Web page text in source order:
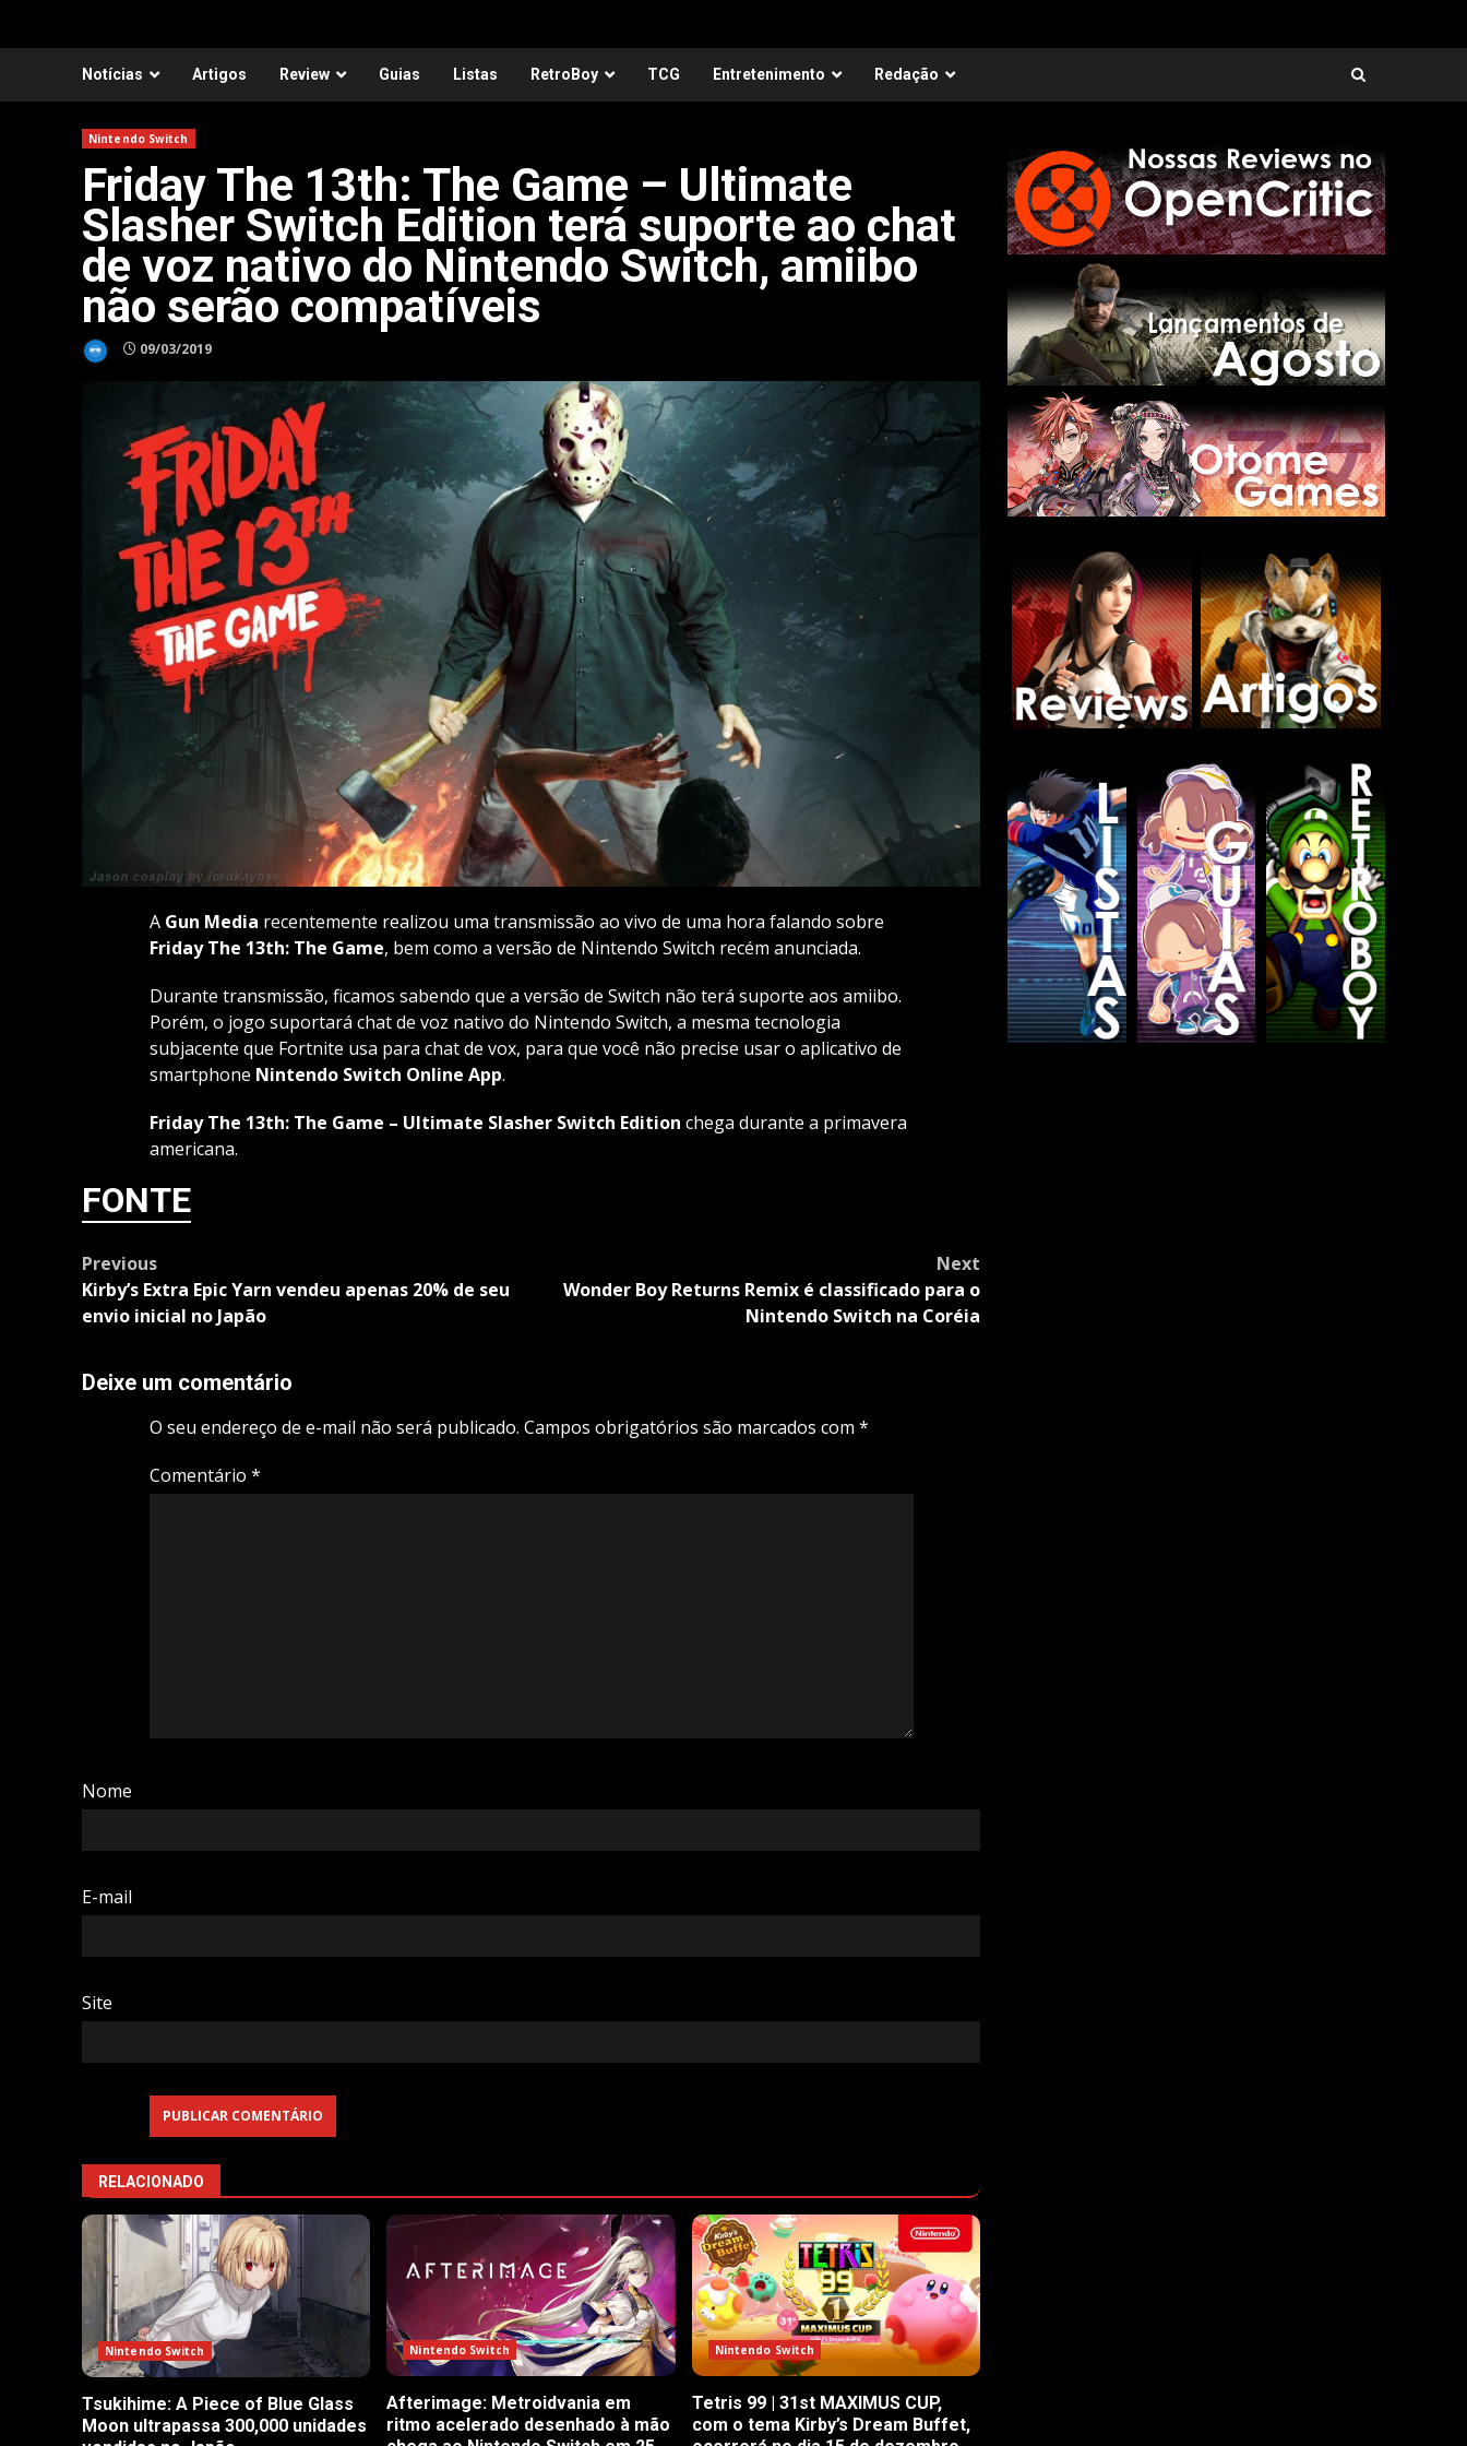
Notícias Artigos Review Guias Listas RetroBoy TCG Entretenimento Redação
Nintendo Switch
Friday The 13th: The Game – Ultimate
Slasher Switch Edition terá suporte ao chat
de voz nativo do Nintendo Switch, amiibo
não serão compatíveis
09/03/2019
A Gun Media recentemente realizou uma transmissão ao vivo de uma hora falando sobre
Friday The 13th: The Game, bem como a versão de Nintendo Switch recém anunciada.
Durante transmissão, ficamos sabendo que a versão de Switch não terá suporte aos amiibo.
Porém, o jogo suportará chat de voz nativo do Nintendo Switch, a mesma tecnologia
subjacente que Fortnite usa para chat de vox, para que você não precise usar o aplicativo de
smartphone Nintendo Switch Online App.
Friday The 13th: The Game – Ultimate Slasher Switch Edition chega durante a primavera
americana.
FONTE
Post
navigation
Previous
Kirby’s Extra Epic Yarn vendeu apenas 20% de seu
envio inicial no Japão
Next
Wonder Boy Returns Remix é classificado para o
Nintendo Switch na Coréia
Deixe um comentário
O seu endereço de e-mail não será publicado. Campos obrigatórios são marcados com *
Comentário *
Nome
E-mail
Site
RELACIONADO
Nintendo Switch
Tsukihime: A Piece of Blue Glass
Moon ultrapassa 300,000 unidades
Nintendo Switch
Afterimage: Metroidvania em
ritmo acelerado desenhado à mão
Nintendo Switch
Tetris 99 | 31st MAXIMUS CUP,
com o tema Kirby’s Dream Buffet,